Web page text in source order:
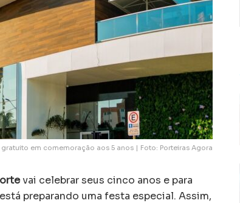
em comemoração aos 5 anos | Foto: Porteiras Agora
vai celebrar seus cinco anos e para
preparando uma festa especial. Assim,